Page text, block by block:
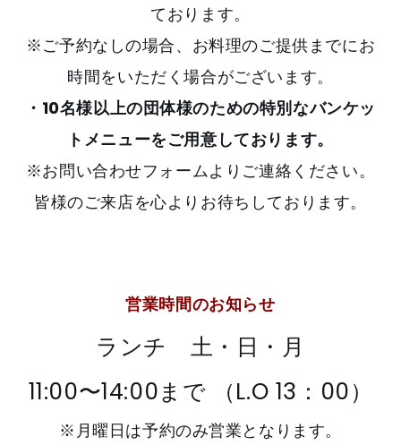
ております。
※ご予約なしの場合、お料理のご提供までにお
時間をいただく場合がございます。
・10名様以上の団体様のための特別なバンケッ
トメニューをご用意しております。
※お問い合わせフォームよりご連絡ください。
皆様のご来店を心よりお待ちしております。
営業時間のお知らせ
ランチ 土・日・月
11:00〜14:00まで （L.O 13：00）
※月曜日は予約のみ営業となります。